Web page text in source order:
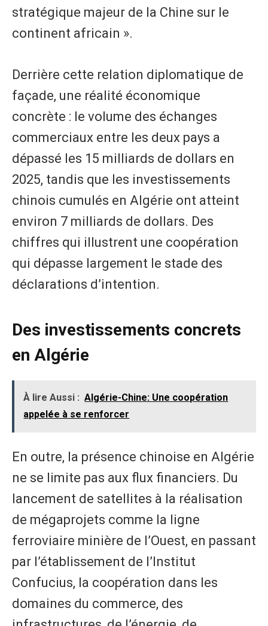
stratégique majeur de la Chine sur le
continent africain ».
Derrière cette relation diplomatique de
façade, une réalité économique
concrète : le volume des échanges
commerciaux entre les deux pays a
dépassé les 15 milliards de dollars en
2025, tandis que les investissements
chinois cumulés en Algérie ont atteint
environ 7 milliards de dollars. Des
chiffres qui illustrent une coopération
qui dépasse largement le stade des
déclarations d’intention.
Des investissements concrets
en Algérie
À lire Aussi : Algérie-Chine: Une coopération
appelée à se renforcer
En outre, la présence chinoise en Algérie
ne se limite pas aux flux financiers. Du
lancement de satellites à la réalisation
de mégaprojets comme la ligne
ferroviaire minière de l’Ouest, en passant
par l’établissement de l’Institut
Confucius, la coopération dans les
domaines du commerce, des